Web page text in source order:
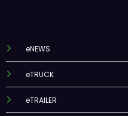
eNEWS
eTRUCK
eTRAILER